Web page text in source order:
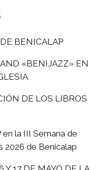
BENICALAP
«BENIJAZZ» EN
DE LOS LIBROS
la III Semana de
2026 de Benicalap